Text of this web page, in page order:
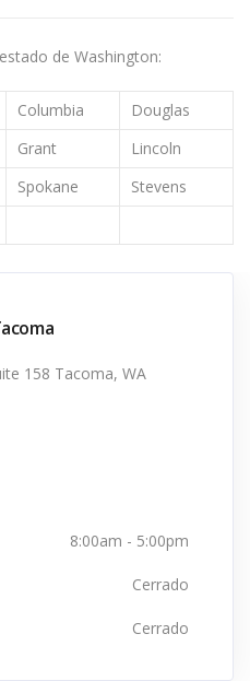
de Washington:
Columbia
Douglas
Grant
Lincoln
Spokane
Stevens
158 Tacoma, WA
8:00am - 5:00pm
Cerrado
Cerrado